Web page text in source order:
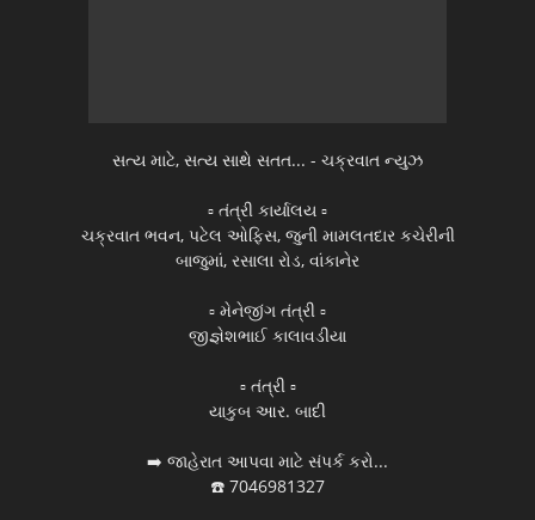
સત્ય માટે, સત્ય સાથે સતત... - ચક્રવાત ન્યુઝ
▫️ તંત્રી કાર્યાલય ▫️
ચક્રવાત ભવન, પટેલ ઓફિસ, જુની મામલતદાર કચેરીની
બાજુમાં, રસાલા રોડ, વાંકાનેર
▫️ મેનેજીંગ તંત્રી ▫️
જીજ્ઞેશભાઈ કાલાવડીયા
▫️ તંત્રી ▫️
યાકુબ આર. બાદી
➡️ જાહેરાત આપવા માટે સંપર્ક કરો...
☎️ 7046981327